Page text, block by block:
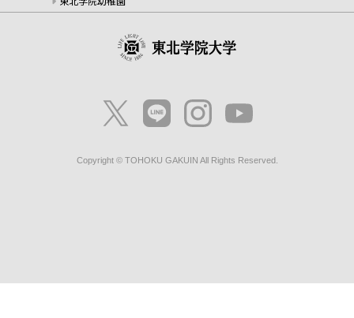
Copyright © TOHOKU GAKUIN All Rights Reserved.